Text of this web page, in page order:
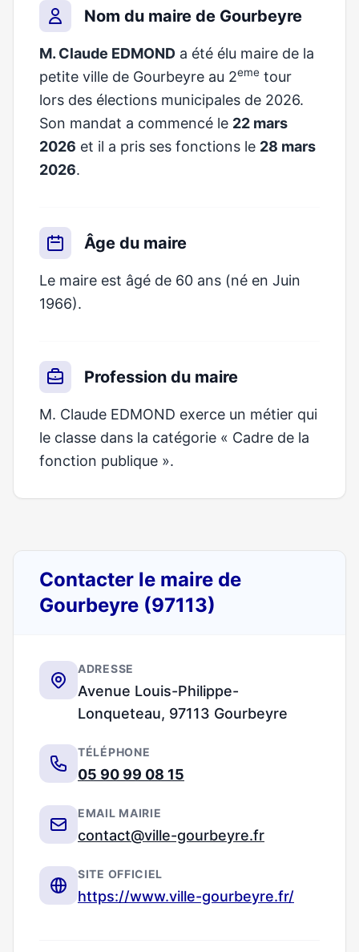
Nom du maire de Gourbeyre
M. Claude EDMOND a été élu maire de la
petite ville de Gourbeyre au 2eme tour
lors des élections municipales de 2026.
Son mandat a commencé le 22 mars
2026 et il a pris ses fonctions le 28 mars
2026.
Âge du maire
Le maire est âgé de 60 ans (né en Juin
1966).
Profession du maire
M. Claude EDMOND exerce un métier qui
le classe dans la catégorie « Cadre de la
fonction publique ».
Contacter le maire de
Gourbeyre (97113)
ADRESSE
Avenue Louis-Philippe-
Lonqueteau, 97113 Gourbeyre
TÉLÉPHONE
05 90 99 08 15
EMAIL MAIRIE
contact@ville-gourbeyre.fr
SITE OFFICIEL
https://www.ville-gourbeyre.fr/